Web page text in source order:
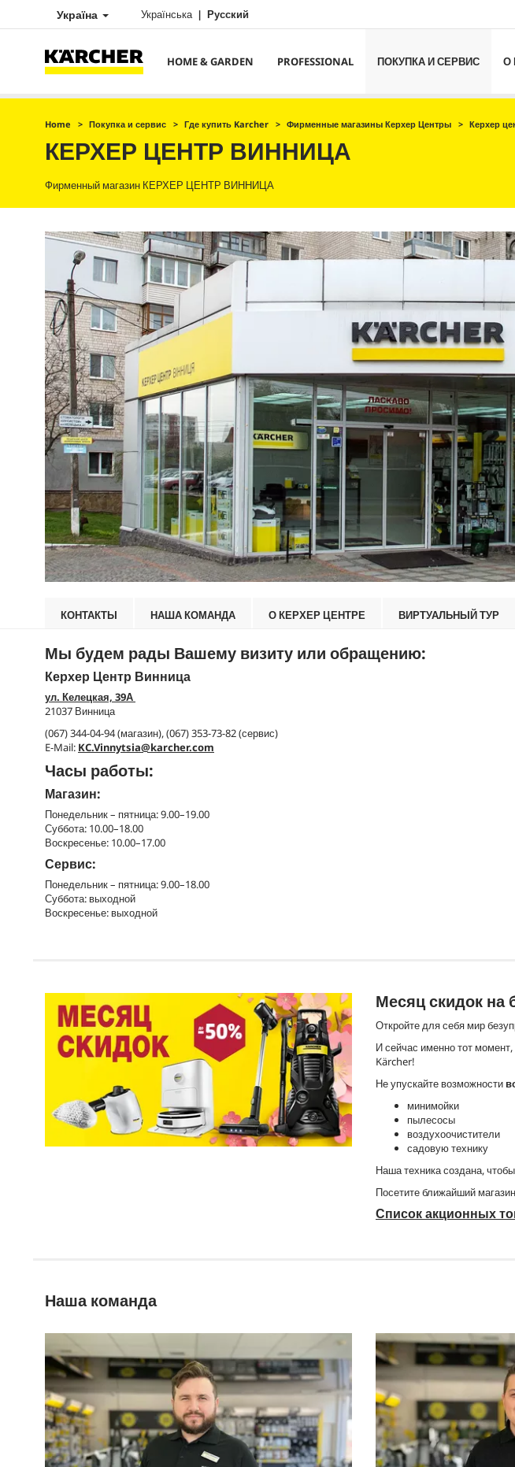
Україна Українська Русский
HOME & GARDEN PROFESSIONAL ПОКУПКА И СЕРВИС О
Home Покупка и сервис Где купить Karcher Фирменные магазины Керхер Центры Керхер
КЕРХЕР ЦЕНТР ВИННИЦА
Фирменный магазин КЕРХЕР ЦЕНТР ВИННИЦА
КОНТАКТЫ НАША КОМАНДА О КЕРХЕР ЦЕНТРЕ ВИРТУАЛЬНЫЙ ТУР
Мы будем рады Вашему визиту или обращению:
Керхер Центр Винница
ул. Келецкая, 39А
21037 Винница
(067) 344-04-94 (магазин), (067) 353-73-82 (сервис)
E-Mail: KC.Vinnytsia@karcher.com
Часы работы:
Магазин:
Понедельник – пятница: 9.00–19.00
Суббота: 10.00–18.00
Воскресенье: 10.00–17.00
Сервис:
Понедельник – пятница: 9.00–18.00
Суббота: выходной
Воскресенье: выходной
Месяц скидок на
Откройте для себя мир
И сейчас именно тот
Kärcher!
Не упускайте возможности
минимойки
пылесосы
воздухоочистители
садовую технику
Наша техника создана,
Посетите ближайший
Список акционных
Наша команда